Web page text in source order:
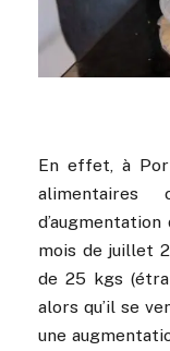
En effet, à
mois de juillet
de 25 kgs
alors qu’il se
une